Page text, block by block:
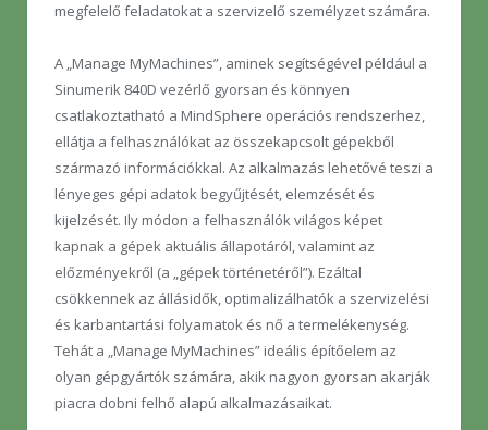
megfelelő feladatokat a szervizelő személyzet számára.
A „Manage MyMachines”, aminek segítségével például a
Sinumerik 840D vezérlő gyorsan és könnyen
csatlakoztatható a MindSphere operációs rendszerhez,
ellátja a felhasználókat az összekapcsolt gépekből
származó információkkal. Az alkalmazás lehetővé teszi a
lényeges gépi adatok begyűjtését, elemzését és
kijelzését. Ily módon a felhasználók világos képet
kapnak a gépek aktuális állapotáról, valamint az
előzményekről (a „gépek történetéről”). Ezáltal
csökkennek az állásidők, optimalizálhatók a szervizelési
és karbantartási folyamatok és nő a termelékenység.
Tehát a „Manage MyMachines” ideális építőelem az
olyan gépgyártók számára, akik nagyon gyorsan akarják
piacra dobni felhő alapú alkalmazásaikat.